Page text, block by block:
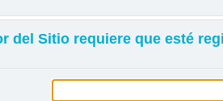
del Sitio requiere que esté